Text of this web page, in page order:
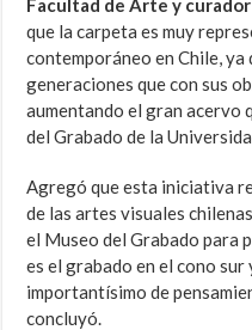
Facultad de Arte y
que la carpeta es muy
contemporáneo en Chile,
generaciones que con sus
aumentando el gran acervo
del Grabado de la
Agregó que esta iniciativa
de las artes visuales
el Museo del Grabado para
es el grabado en el cono sur
importantísimo de
concluyó.